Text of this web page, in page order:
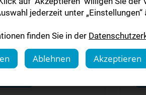
jederzeit unter
finden Sie in der
Ablehnen Akzeptieren